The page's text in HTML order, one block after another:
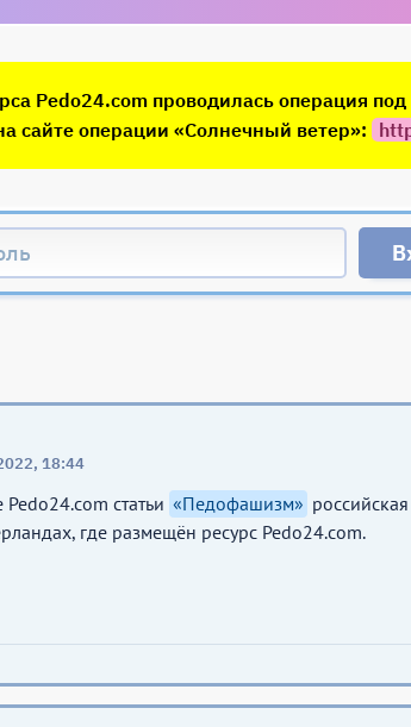
Pedo24.com проводилась операция
сайте операции «Солнечный ветер»:
18:44
статьи «Педофашизм»
где размещён ресурс Pedo24.com.